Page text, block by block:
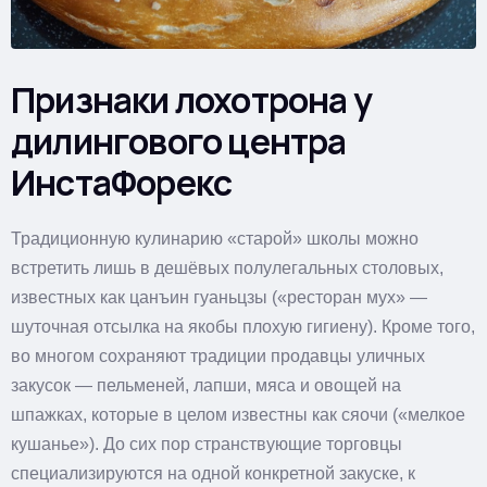
Признаки лохотрона у
дилингового центра
ИнстаФорекс
Традиционную кулинарию «старой» школы можно
встретить лишь в дешёвых полулегальных столовых,
известных как цанъин гуаньцзы («ресторан мух» —
шуточная отсылка на якобы плохую гигиену). Кроме того,
во многом сохраняют традиции продавцы уличных
закусок — пельменей, лапши, мяса и овощей на
шпажках, которые в целом известны как сяочи («мелкое
кушанье»). До сих пор странствующие торговцы
специализируются на одной конкретной закуске, к